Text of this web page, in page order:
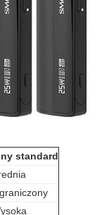
standard